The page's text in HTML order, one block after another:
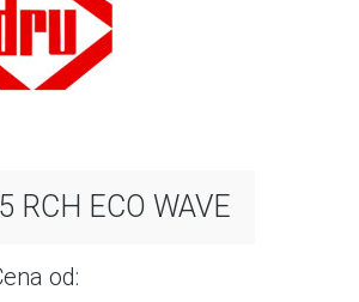
RCH ECO WAVE
od: